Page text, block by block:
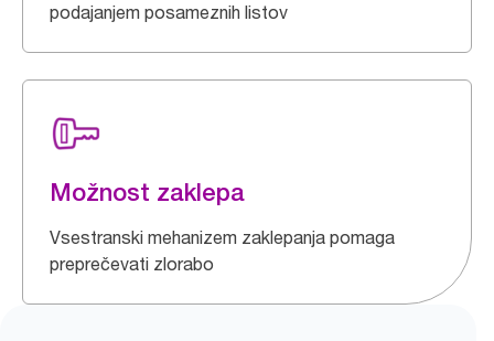
podajanjem posameznih listov
Možnost zaklepa
Vsestranski mehanizem zaklepanja pomaga
preprečevati zlorabo